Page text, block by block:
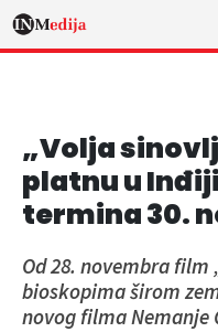
„Volja
platnu u
termina 30.
Od 28. novembra film
bioskopima širom
novog filma Nemanje